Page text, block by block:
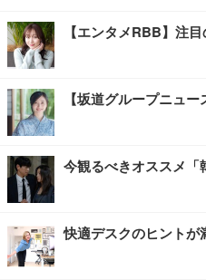
【エンタメRBB】注
【坂道グループニュ
今観るべきオススメ「
快適デスクのヒント